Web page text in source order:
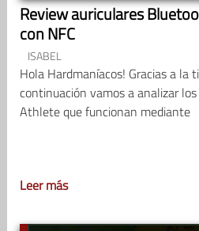
Review auriculares
con NFC
ISABEL
Hola Hardmaníacos! Gracias a la
continuación vamos a analizar
Athlete que funcionan mediante
Leer más